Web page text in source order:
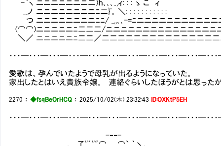
-`ヽ ニニニニニニニ二)ｈ､､､..,ィ: : : ゝ
_.ノ ニニニニニニニニﾆ二}ﾟ｡ ＼: : : : : : : : : : :＿＿＿＿＿＿＿
つ ニニニニニニニニﾆﾆ/ _,,､､-=ﾆニニニニニニニニニニニ
(⌒⌒)ニニニニニﾆ二二二/ニニニニニニニニニニニニニニニ
＼／ ニニニニニﾆ二二／二二二二二二二二二二二二二二
・・・━・・・━・・・━・・・━・・・━・・・━・・・━・・・━・・・━・・・━・
愛歌は、孕んでいたようで母乳が出るようになっていた。
家出したとはいえ貴族令嬢。 連絡ぐらいしたほうがとは思った
2270 ：◆fsqBeOrHCQ ：2025/10/02(木) 23:32:43 ID:OXKtP5EH
・・・━・・・━・・・━・・・━・・・━・・・━・・・━・・・━・・・━・・・━・
-‐‐-
,， 了''´''"⌒ ⌒` ｀丶、